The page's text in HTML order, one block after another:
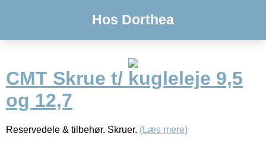
Hos Dorthea
CMT Skrue t/ kugleleje 9,5
og 12,7
Reservedele & tilbehør. Skruer. (Læs mere)